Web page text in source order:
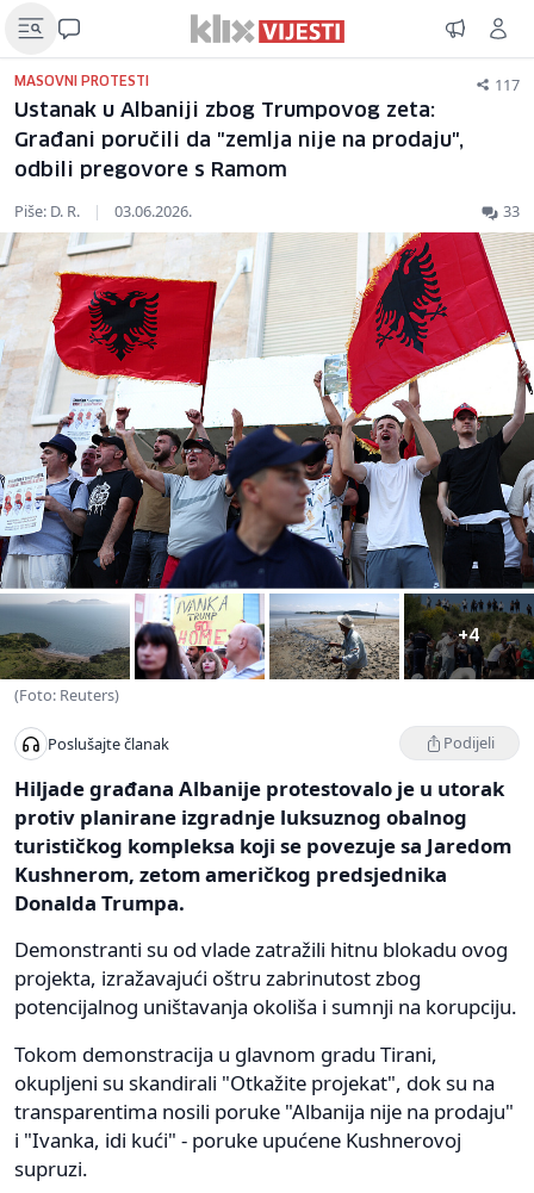
MASOVNI PROTESTI 117
Ustanak u Albaniji zbog Trumpovog zeta:
Građani poručili da "zemlja nije na prodaju",
odbili pregovore s Ramom
Piše: D. R. | 03.06.2026. 33
+4
(Foto: Reuters)
Poslušajte članak Podijeli
Hiljade građana Albanije protestovalo je u utorak
protiv planirane izgradnje luksuznog obalnog
turističkog kompleksa koji se povezuje sa Jaredom
Kushnerom, zetom američkog predsjednika
Donalda Trumpa.
Demonstranti su od vlade zatražili hitnu blokadu ovog
projekta, izražavajući oštru zabrinutost zbog
potencijalnog uništavanja okoliša i sumnji na korupciju.
Tokom demonstracija u glavnom gradu Tirani,
okupljeni su skandirali "Otkažite projekat", dok su na
transparentima nosili poruke "Albanija nije na prodaju"
i "Ivanka, idi kući" - poruke upućene Kushnerovoj
supruzi.